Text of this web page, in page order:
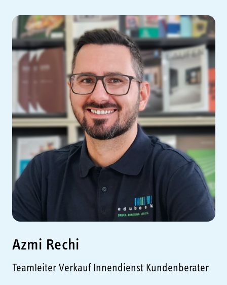
Azmi Rechi
Teamleiter Verkauf Innendienst Kundenberater